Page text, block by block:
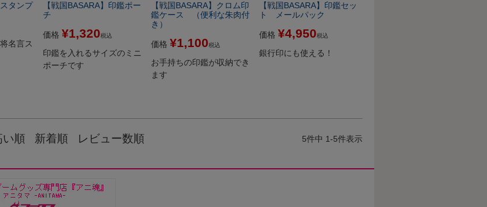
タンプ
名言ス
【戦国BASARA】印鑑ポー
チ
価格 ¥1,320税込
印鑑を入れるサイズのミニ
ポーチです
【戦国BASARA】クロム印
鑑ケース （便利な朱肉付
き）
価格 ¥1,100税込
お手持ちの印鑑が収納でき
ます
【戦国BASARA】印鑑セッ
ト メールパック
価格 ¥4,950税込
銀行印にも使える！
い順 新着順 レビュー数順 5件中 1-5件表示